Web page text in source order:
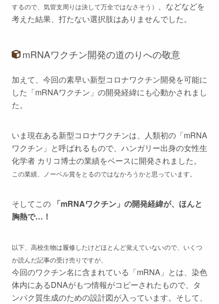
するので、気管支周りは決して万全ではなさそう） 、などなどを
考えた結果、打たない選択肢はありませんでした。
mRNAワクチン開発の道のりへの敬意
加えて、今回の素早い新型コロナワクチン開発を可能に
した「mRNAワクチン」の開発経緯にも心動かされまし
た。
いま現在ある新型コロナワクチンは、人類初の「mRNA
ワクチン」と呼ばれるもので、ハンガリー出身の女性生
化学者 カリコ博士の業績をベースに開発されました。
この業績、ノーベル賞をとるのではなかろうかと思っています。
そしてこの 「mRNAワクチン」の開発経緯が、ほんと
胸熱で…！
以下、高校生物は履修したけどほとんど覚えていないので、いくつ
か読んだ記事の受け売りですが、
今回のワクチン名に含まれている「mRNA」とは、染色
体内にあるDNAがもつ情報がコピーされたもので、タ
ンパク質生成のための設計図が入っています。そして、